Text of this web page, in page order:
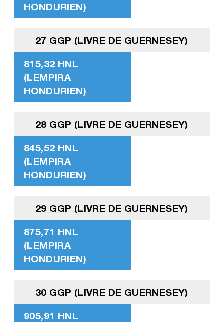
HONDURIEN)
27 GGP (LIVRE DE GUERNESEY)
815,32 HNL
(LEMPIRA
HONDURIEN)
28 GGP (LIVRE DE GUERNESEY)
845,52 HNL
(LEMPIRA
HONDURIEN)
29 GGP (LIVRE DE GUERNESEY)
875,71 HNL
(LEMPIRA
HONDURIEN)
30 GGP (LIVRE DE GUERNESEY)
905,91 HNL